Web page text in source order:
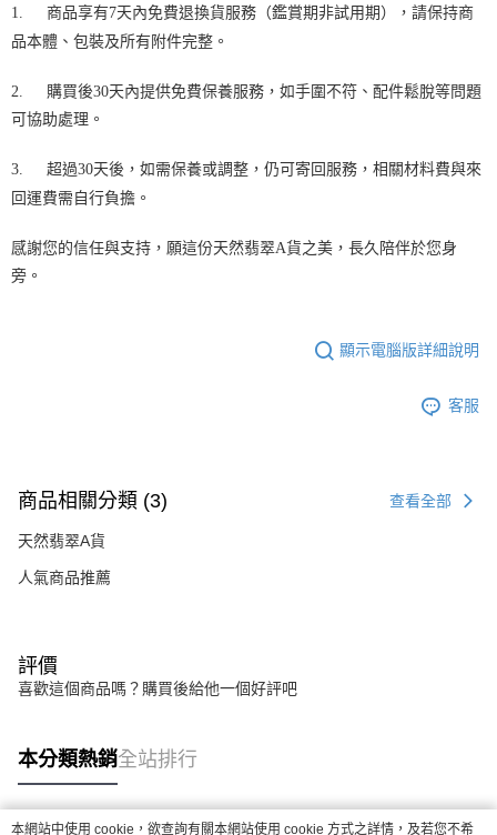
1.
商品享有7天內免費退換貨服務（鑑賞期非試用期），請保持商
品本體、包裝及所有附件完整。
2.
購買後30天內提供免費保養服務，如手圍不符、配件鬆脫等問題
可協助處理。
3.
超過30天後，如需保養或調整，仍可寄回服務，相關材料費與來
回運費需自行負擔。
感謝您的信任與支持，願這份天然翡翠A貨之美，長久陪伴於您身
旁。
顯示電腦版詳細說明
客服
商品相關分類 (3) 查看全部
天然翡翠A貨
人氣商品推薦
評價
喜歡這個商品嗎？購買後給他一個好評吧
本分類熱銷全站排行
本網站中使用 cookie，欲查詢有關本網站使用 cookie 方式之詳情，及若您不希